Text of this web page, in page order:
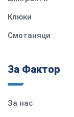
Клюки
Смотаняци
За Фактор
За нас